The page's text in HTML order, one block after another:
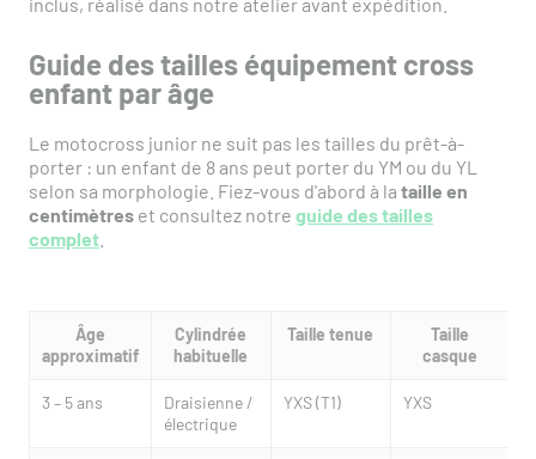
inclus, réalisé dans notre atelier avant expédition.
Guide des tailles équipement cross
enfant par âge
Le motocross junior ne suit pas les tailles du prêt-à-
porter : un enfant de 8 ans peut porter du YM ou du YL
selon sa morphologie. Fiez-vous d'abord à la taille en
centimètreset consultez notre guide des tailles
complet.
Âge
approximatif
Cylindrée
habituelle
Taille tenue
Taille
casque
3 – 5 ans
Draisienne /
électrique
YXS (T1) YXS